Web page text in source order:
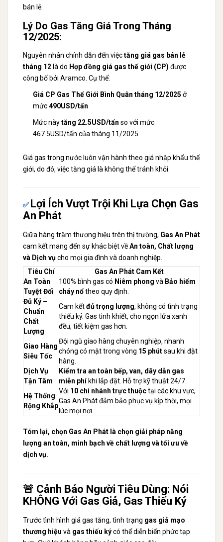
bán lẻ.
Lý Do Gas Tăng Giá Trong Tháng
12/2025:
Nguyên nhân chính dẫn đến việctăng giá gas bán lẻ
tháng 12 là do Hợp đồng giá gas thế giới (CP) được
công bố bởi Aramco. Cụ thể:
Giá CP Gas Thế Giới Bình Quân tháng 12/2025 ở
mức490USD/tấn
Mức nàytăng 22.5USD/tấn so với mức
467.5USD/tấn của tháng 11/2025.
Giá gas trong nước luôn vận hành theo giá nhập khẩu thế
giới, do đó, việc tăng giá là không thể tránh khỏi.
✅ Lợi Ích Vượt Trội Khi Lựa Chọn Gas
An Phát
Giữa hàng trăm thương hiệu trên thị trường, Gas An Phát
cam kết mang đến sự khác biệt vềAn toàn, Chất lượng
và Dịch vụcho mọi gia đình và doanh nghiệp.
Tiêu Chí
Gas An Phát Cam Kết
An Toàn
Tuyệt Đối
100% bình gas có Niêm phong và Bảo hiểm
cháy nổtheo quy định.
Đủ Ký –
Chuẩn
Chất
Lượng
Cam kếtđủ trọng lượng, không có tình trạng
thiếu ký. Gas tinh khiết, cho ngọn lửa xanh
đều, tiết kiệm gas hơn.
Giao Hàng
Siêu Tốc
Đội ngũ giao hàng chuyên nghiệp, nhanh
chóng có mặt trong vòng 15 phútsau khi đặt
hàng.
Dịch Vụ
Tận Tâm
Kiểm tra an toàn bếp, van, dây dẫn gas
miễn phíkhi lắp đặt. Hỗ trợ kỹ thuật 24/7.
Hệ Thống
Rộng Khắp
Với 10 chi nhánh trực thuộctại các khu vực,
Gas An Phát đảm bảo phục vụ kịp thời, mọi
lúc mọi nơi.
Tóm lại, chọn Gas An Phát là chọn giải pháp năng
lượng an toàn, minh bạch về chất lượng và tối ưu về
dịch vụ.
🚨 Cảnh Báo Người Tiêu Dùng: Nói
KHÔNG Với Gas Giả, Gas Thiếu Ký
Trước tình hình giá gas tăng, tình trạng gas giả mạo
thương hiệu và gas thiếu kýcó thể diễn biến phức tạp